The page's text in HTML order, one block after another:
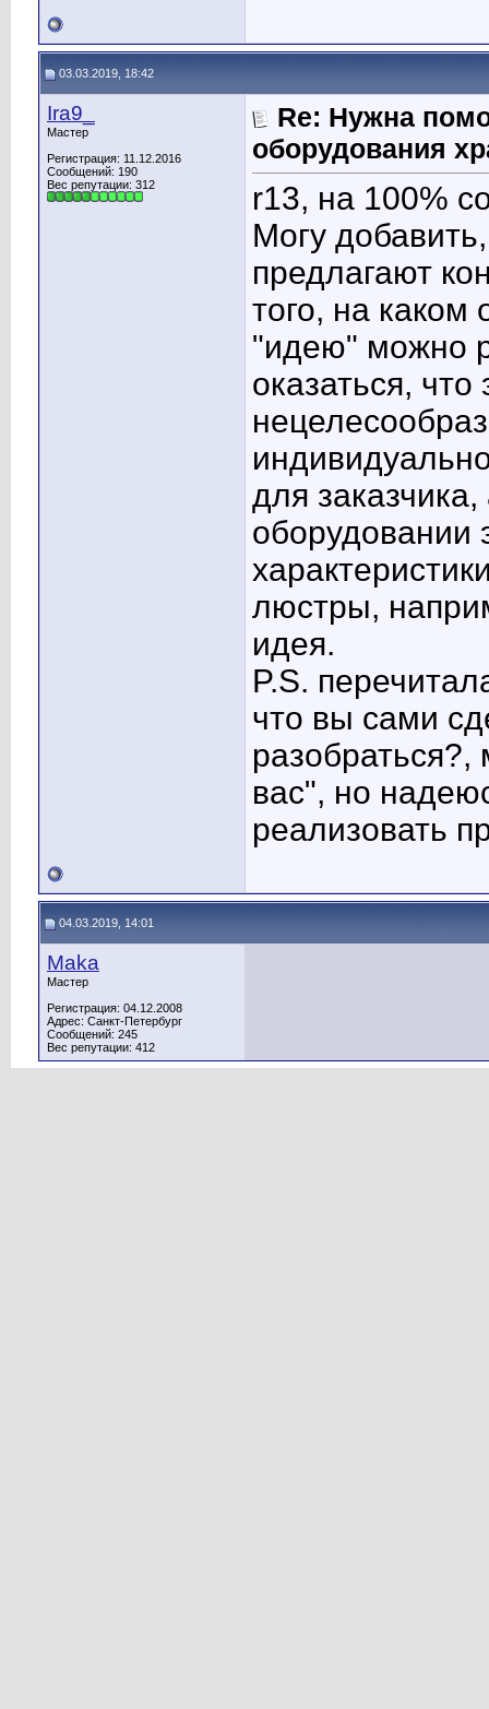
03.03.2019, 18:42
Ira9_
Мастер
Регистрация: 11.12.2016
Сообщений: 190
Вес репутации: 312
Re: Нужна
оборудования
r13, на 100%
Могу
предлагают
того, на каком
"идею" можно
оказаться,
для
оборудовании
люстры,
идея.
P.S.
что вы сами
разобраться?,
вас", но
реализовать
04.03.2019, 14:01
Maka
Мастер
Регистрация: 04.12.2008
Адрес: Санкт-Петербург
Сообщений: 245
Вес репутации: 412